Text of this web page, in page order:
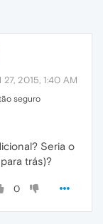
27, 2015, 1:40 AM
seguro
Seria o
trás)?
0